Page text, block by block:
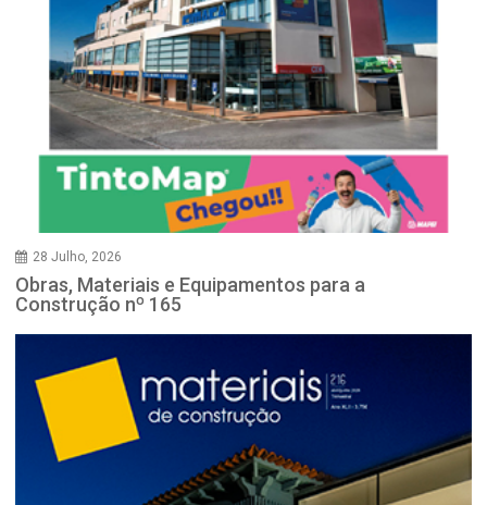
28 Julho, 2026
Obras, Materiais e Equipamentos para a
Construção nº 165